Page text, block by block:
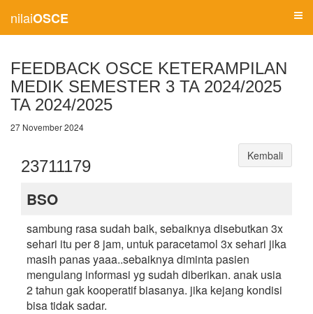
nilaiOSCE
FEEDBACK OSCE KETERAMPILAN
MEDIK SEMESTER 3 TA 2024/2025
TA 2024/2025
27 November 2024
23711179
Kembali
BSO
sambung rasa sudah baik, sebaiknya disebutkan 3x
sehari itu per 8 jam, untuk paracetamol 3x sehari jika
masih panas yaaa..sebaiknya diminta pasien
mengulang informasi yg sudah diberikan. anak usia
2 tahun gak kooperatif biasanya. jika kejang kondisi
bisa tidak sadar.